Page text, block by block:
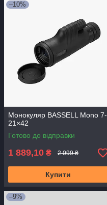
–10%
Монокуляр BASSELL Mono 7-
21×42
Готово до відправки
1 889,10 ₴ 2 099 ₴
Купити
–9%